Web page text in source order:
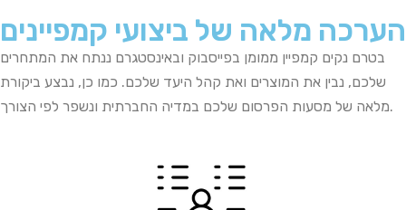
הערכה מלאה של ביצועי קמפיינים
בטרם נקים קמפיין ממומן בפייסבוק ובאינסטגרם ננתח את המתחרים
שלכם, נבין את המוצרים ואת קהל היעד שלכם. כמו כן, נבצע ביקורת
מלאה של מסעות הפרסום שלכם במדיה החברתית ונשפר לפי הצורך.